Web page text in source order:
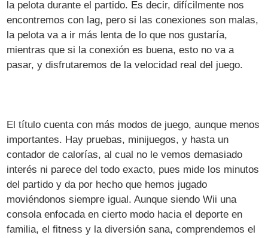
la pelota durante el partido. Es decir, difícilmente nos
encontremos con lag, pero si las conexiones son malas,
la pelota va a ir más lenta de lo que nos gustaría,
mientras que si la conexión es buena, esto no va a
pasar, y disfrutaremos de la velocidad real del juego.
El título cuenta con más modos de juego, aunque menos
importantes. Hay pruebas, minijuegos, y hasta un
contador de calorías, al cual no le vemos demasiado
interés ni parece del todo exacto, pues mide los minutos
del partido y da por hecho que hemos jugado
moviéndonos siempre igual. Aunque siendo Wii una
consola enfocada en cierto modo hacia el deporte en
familia, el fitness y la diversión sana, comprendemos el